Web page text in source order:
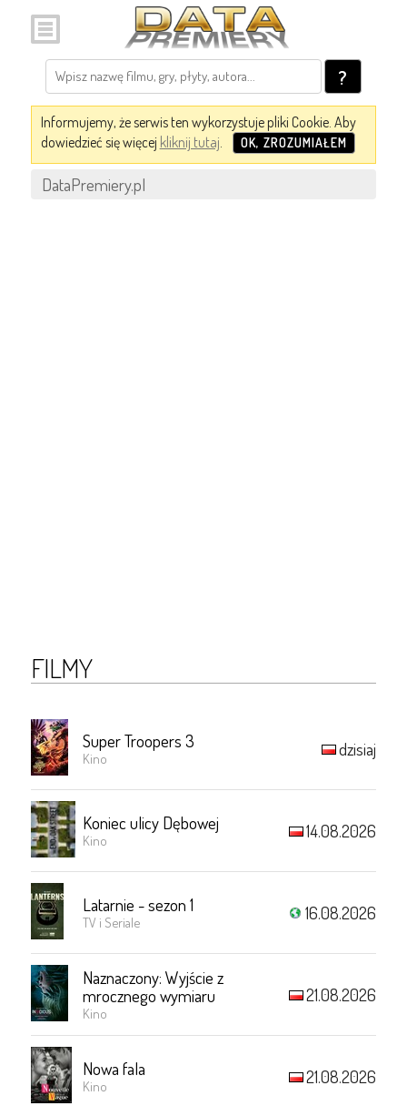
?
Informujemy, że serwis ten wykorzystuje pliki Cookie. Aby
dowiedzieć się więcej kliknij tutaj. OK, ZROZUMIAŁEM
DataPremiery.pl
FILMY
Super Troopers 3
Kino dzisiaj
Koniec ulicy Dębowej
Kino 14.08.2026
Latarnie - sezon 1
TV i Seriale 16.08.2026
Naznaczony: Wyjście z
mrocznego wymiaru
Kino
21.08.2026
Nowa fala
Kino 21.08.2026